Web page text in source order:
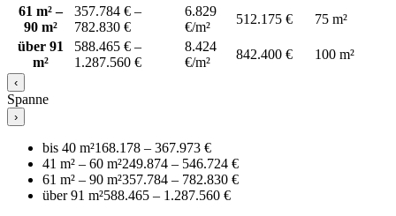
61 m² –
90 m²
357.784 € –
782.830 €
6.829
€/m²
512.175 €
75 m²
über 91
m²
588.465 € –
1.287.560 €
8.424
€/m²
842.400 € 100 m²
‹
Spanne
›
bis 40 m²168.178 – 367.973 €
41 m² – 60 m²249.874 – 546.724 €
61 m² – 90 m²357.784 – 782.830 €
über 91 m²588.465 – 1.287.560 €